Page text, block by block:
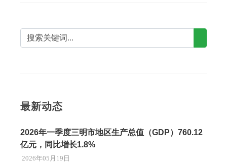
最新动态
2026年一季度三明市地区生产总值（GDP）760.12
亿元，同比增长1.8%
2026年05月19日